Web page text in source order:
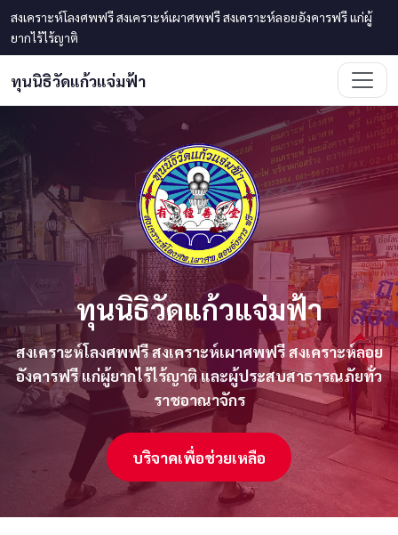
ข้ามไปเนื้อหาหลัก
สงเคราะห์โลงศพฟรี สงเคราะห์เผาศพฟรี สงเคราะห์ลอยอังคารฟรี แก่ผู้
ยากไร้ไร้ญาติ
ทุนนิธิวัดแก้วแจ่มฟ้า
ทุนนิธิวัดแก้วแจ่มฟ้า
สงเคราะห์โลงศพฟรี สงเคราะห์เผาศพฟรี สงเคราะห์ลอย
อังคารฟรี แก่ผู้ยากไร้ไร้ญาติ และผู้ประสบสาธารณภัยทั่ว
ราชอาณาจักร
บริจาคเพื่อช่วยเหลือ